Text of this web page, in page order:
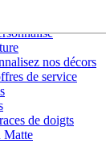
nos décors
de service
de doigts
Matte